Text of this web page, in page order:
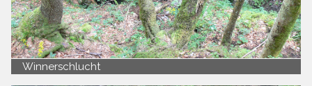
Winnerschlucht